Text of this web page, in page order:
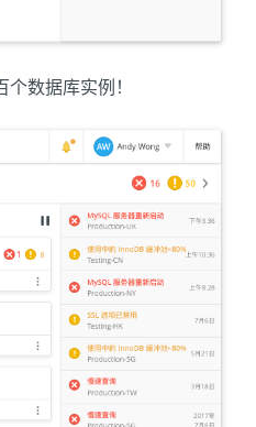
数据库实例！